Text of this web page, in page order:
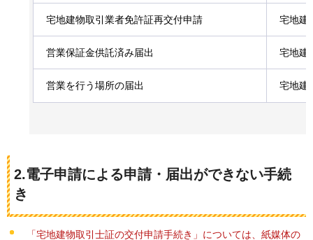
宅地建物取引業者免許証再交付申請 宅地建
営業保証金供託済み届出 宅地建
営業を行う場所の届出 宅地建
2.電子申請による申請・届出ができない手続
き
「宅地建物取引士証の交付申請手続き」については、紙媒体の